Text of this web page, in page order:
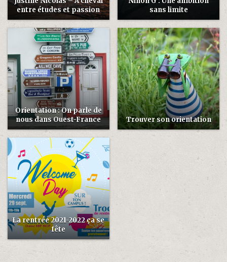
entre études et passion
sans limite
Orientation : On parle de
nous dans Ouest-France
Trouver son orientation
La rentrée 2021-2022 ça se
fête